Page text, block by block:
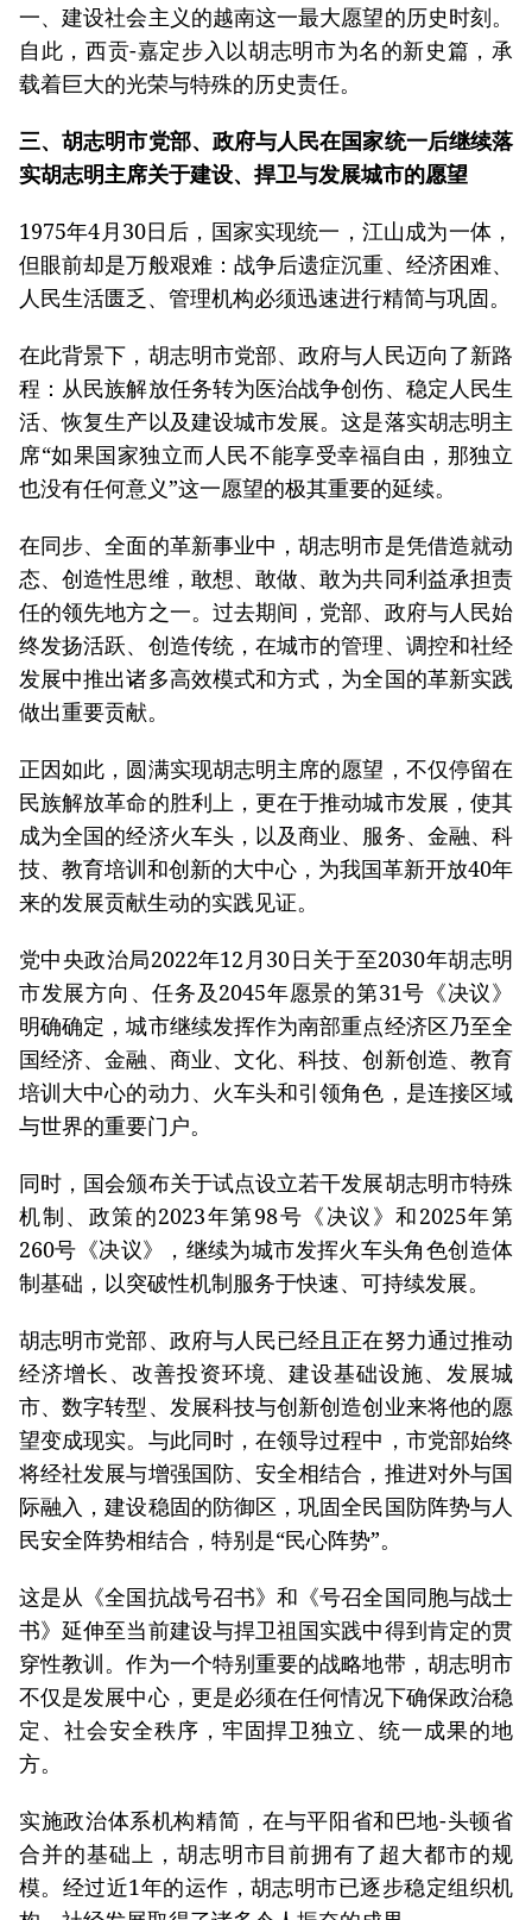
一、建设社会主义的越南这一最大愿望的历史时刻。
自此，西贡-嘉定步入以胡志明市为名的新史篇，承
载着巨大的光荣与特殊的历史责任。
三、胡志明市党部、政府与人民在国家统一后继续落
实胡志明主席关于建设、捍卫与发展城市的愿望
1975年4月30日后，国家实现统一，江山成为一体，
但眼前却是万般艰难：战争后遗症沉重、经济困难、
人民生活匮乏、管理机构必须迅速进行精简与巩固。
在此背景下，胡志明市党部、政府与人民迈向了新路
程：从民族解放任务转为医治战争创伤、稳定人民生
活、恢复生产以及建设城市发展。这是落实胡志明主
席“如果国家独立而人民不能享受幸福自由，那独立
也没有任何意义”这一愿望的极其重要的延续。
在同步、全面的革新事业中，胡志明市是凭借造就动
态、创造性思维，敢想、敢做、敢为共同利益承担责
任的领先地方之一。过去期间，党部、政府与人民始
终发扬活跃、创造传统，在城市的管理、调控和社经
发展中推出诸多高效模式和方式，为全国的革新实践
做出重要贡献。
正因如此，圆满实现胡志明主席的愿望，不仅停留在
民族解放革命的胜利上，更在于推动城市发展，使其
成为全国的经济火车头，以及商业、服务、金融、科
技、教育培训和创新的大中心，为我国革新开放40年
来的发展贡献生动的实践见证。
党中央政治局2022年12月30日关于至2030年胡志明
市发展方向、任务及2045年愿景的第31号《决议》
明确确定，城市继续发挥作为南部重点经济区乃至全
国经济、金融、商业、文化、科技、创新创造、教育
培训大中心的动力、火车头和引领角色，是连接区域
与世界的重要门户。
同时，国会颁布关于试点设立若干发展胡志明市特殊
机制、政策的2023年第98号《决议》和2025年第
260号《决议》，继续为城市发挥火车头角色创造体
制基础，以突破性机制服务于快速、可持续发展。
胡志明市党部、政府与人民已经且正在努力通过推动
经济增长、改善投资环境、建设基础设施、发展城
市、数字转型、发展科技与创新创造创业来将他的愿
望变成现实。与此同时，在领导过程中，市党部始终
将经社发展与增强国防、安全相结合，推进对外与国
际融入，建设稳固的防御区，巩固全民国防阵势与人
民安全阵势相结合，特别是“民心阵势”。
这是从《全国抗战号召书》和《号召全国同胞与战士
书》延伸至当前建设与捍卫祖国实践中得到肯定的贯
穿性教训。作为一个特别重要的战略地带，胡志明市
不仅是发展中心，更是必须在任何情况下确保政治稳
定、社会安全秩序，牢固捍卫独立、统一成果的地
方。
实施政治体系机构精简，在与平阳省和巴地-头顿省
合并的基础上，胡志明市目前拥有了超大都市的规
模。经过近1年的运作，胡志明市已逐步稳定组织机